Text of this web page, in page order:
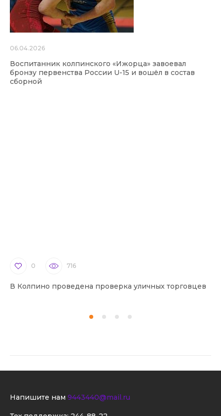
06.04.2026
Воспитанник колпинского «Ижорца» завоевал
бронзу первенства России U-15 и вошёл в состав
сборной
0 716
В Колпино проведена проверка уличных торговцев
Напишите нам 9443440@mail.ru